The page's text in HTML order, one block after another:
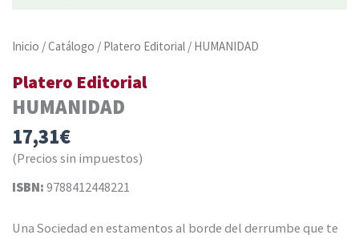
Inicio /Catálogo / Platero Editorial / HUMANIDAD
Platero Editorial
HUMANIDAD
17,31€
(Precios sin impuestos)
ISBN: 9788412448221
Una Sociedad en estamentos al borde del derrumbe que te